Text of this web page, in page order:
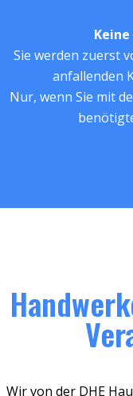
Sie werden zuerst
anfallenden
Nur, wenn Sie mit
Wir von der DHE